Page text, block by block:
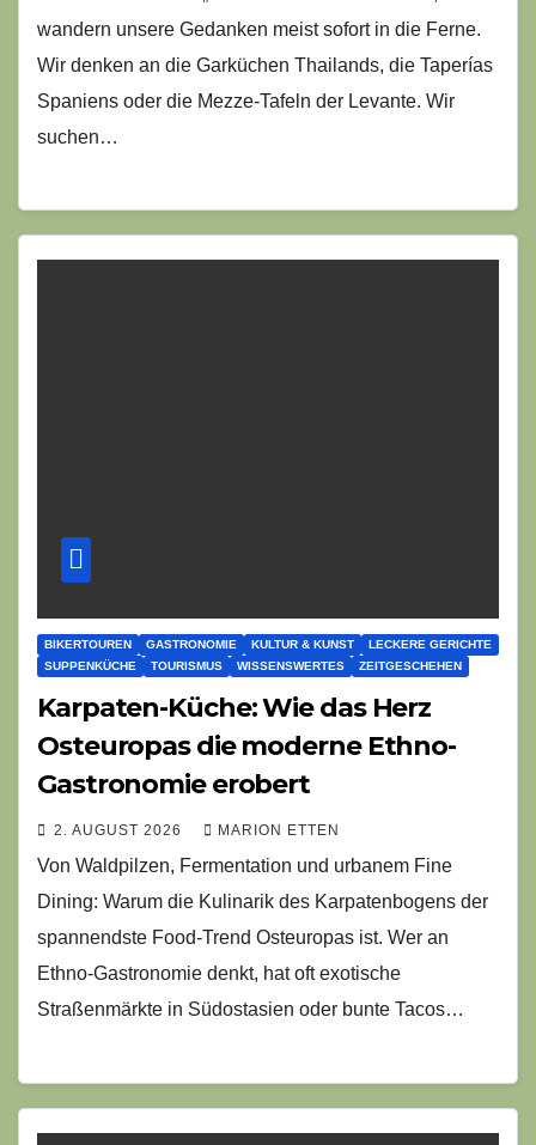
wandern unsere Gedanken meist sofort in die Ferne.
Wir denken an die Garküchen Thailands, die Taperías
Spaniens oder die Mezze-Tafeln der Levante. Wir
suchen…
BIKERTOUREN GASTRONOMIE KULTUR & KUNST
LECKERE GERICHTE
SUPPENKÜCHE
TOURISMUS WISSENSWERTES ZEITGESCHEHEN
Karpaten-Küche: Wie das Herz
Osteuropas die moderne Ethno-
Gastronomie erobert
2. AUGUST 2026 MARION ETTEN
Von Waldpilzen, Fermentation und urbanem Fine
Dining: Warum die Kulinarik des Karpatenbogens der
spannendste Food-Trend Osteuropas ist. Wer an
Ethno-Gastronomie denkt, hat oft exotische
Straßenmärkte in Südostasien oder bunte Tacos…